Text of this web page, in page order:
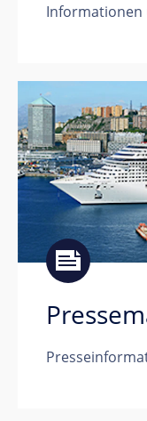
Informationen